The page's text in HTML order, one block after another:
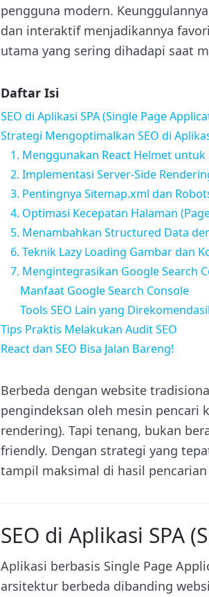
pengguna modern.
dan interaktif menjadikannya
utama yang sering dihadapi saat
Daftar Isi
SEO di Aplikasi SPA (Single Page
Strategi Mengoptimalkan SEO di
1. Menggunakan React Helmet
2. Implementasi Server-Side
3. Pentingnya Sitemap.xml dan
4. Optimasi Kecepatan Halaman
5. Menambahkan Structured Data
6. Teknik Lazy Loading Gambar dan
7. Mengintegrasikan Google Search
Manfaat Google Search Console
Tools SEO Lain yang
Tips Praktis Melakukan Audit SEO
React dan SEO Bisa Jalan Bareng!
Berbeda dengan website
pengindeksan oleh mesin pencari
rendering). Tapi tenang, bukan
friendly. Dengan strategi yang
tampil maksimal di hasil
SEO di Aplikasi SPA
Aplikasi berbasis Single Page
arsitektur berbeda dibanding